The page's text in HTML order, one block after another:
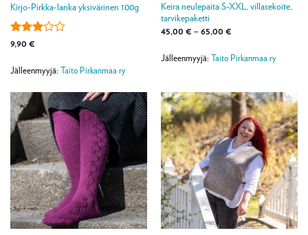
Kirjo-Pirkka-lanka yksivärinen 100g
Arvostelu
3 / 5
9,90 €
Jälleenmyyjä: Taito Pirkanmaa ry
Keira neulepaita S-XXL, villasekoite,
tarvikepaketti
45,00 € – 65,00 €Hintaluokka:
65,00 €
Jälleenmyyjä: Taito Pirkanmaa ry